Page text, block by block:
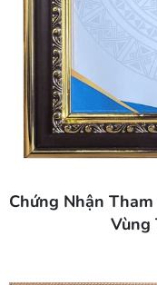
Chứng Nhận
Vùng